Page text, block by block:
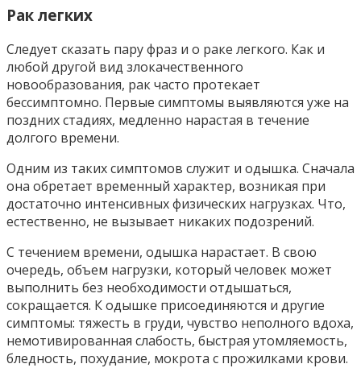
Рак легких
Следует сказать пару фраз и о раке легкого. Как и
любой другой вид злокачественного
новообразования, рак часто протекает
бессимптомно. Первые симптомы выявляются уже на
поздних стадиях, медленно нарастая в течение
долгого времени.
Одним из таких симптомов служит и одышка. Сначала
она обретает временный характер, возникая при
достаточно интенсивных физических нагрузках. Что,
естественно, не вызывает никаких подозрений.
С течением времени, одышка нарастает. В свою
очередь, объем нагрузки, который человек может
выполнить без необходимости отдышаться,
сокращается. К одышке присоединяются и другие
симптомы: тяжесть в груди, чувство неполного вдоха,
немотивированная слабость, быстрая утомляемость,
бледность, похудание, мокрота с прожилками крови.